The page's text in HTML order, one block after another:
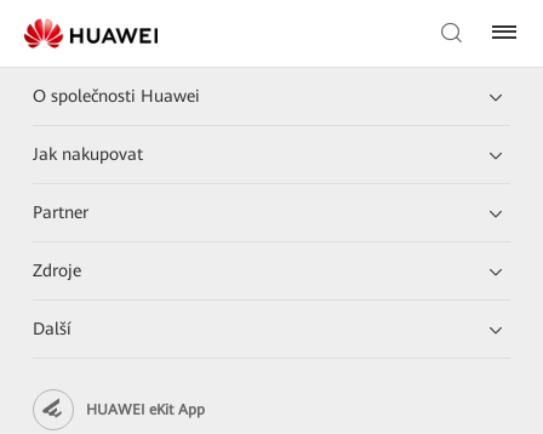
O společnosti Huawei
Jak nakupovat
Partner
Zdroje
Další
HUAWEI eKit App